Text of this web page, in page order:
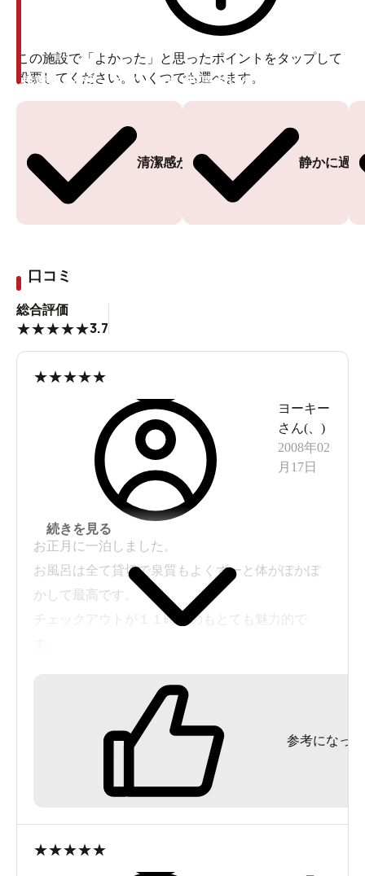
この施設で「よかった」と思ったポイントをタップして
投票してください。いくつでも選べます。
清潔感がある
投票ありがとうございます
静かに過
投票ありがとうございます
口コミ
総合評価
★★★★★3.7
★★★★★
ヨーキー
さん(
)
2008年02
月17日
お正月に一泊しました。
お風呂は全て貸切で泉質もよくずーと体がぽかぽ
かして最高です。
チェックアウトが１１時なのもとても魅力的で
のんびりしたい人向けなのか
お布団の上げ下げはセルフです。
部屋食だったのですが朝食前にはお布団は片付け
部屋の掃除もあまり行届いていないような感じで
続きを見る
参考になった
★★★★★